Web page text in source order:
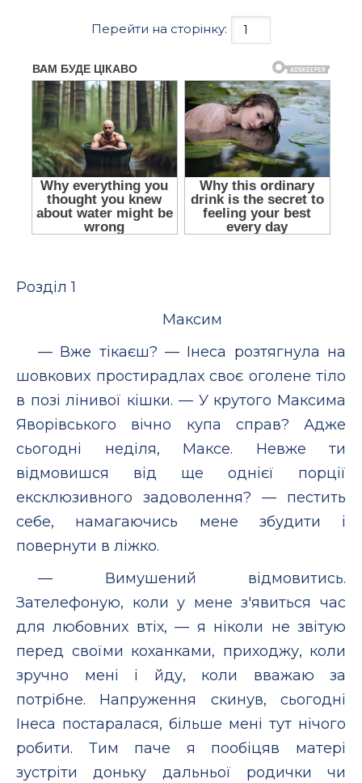
Перейти на сторінку:
Розділ 1
Максим
— Вже тікаєш? — Інеса розтягнула на
шовкових простирадлах своє оголене тіло
в позі лінивої кішки. — У крутого Максима
Яворівського вічно купа справ? Адже
сьогодні неділя, Максе. Невже ти
відмовишся від ще однієї порції
ексклюзивного задоволення? — пестить
себе, намагаючись мене збудити і
повернути в ліжко.
— Вимушений відмовитись.
Зателефоную, коли у мене з'явиться час
для любовних втіх, — я ніколи не звітую
перед своїми коханками, приходжу, коли
зручно мені і йду, коли вважаю за
потрібне. Напруження скинув, сьогодні
Інеса постаралася, більше мені тут нічого
робити. Тим паче я пообіцяв матері
зустріти доньку дальньої родички чи